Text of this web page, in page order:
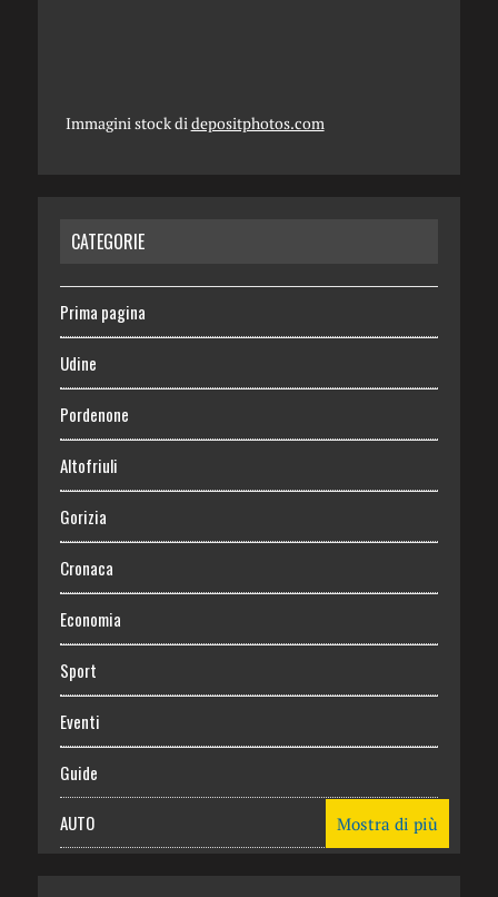
Immagini stock di depositphotos.com
CATEGORIE
Prima pagina
Udine
Pordenone
Altofriuli
Gorizia
Cronaca
Economia
Sport
Eventi
Guide
AUTO Mostra di più